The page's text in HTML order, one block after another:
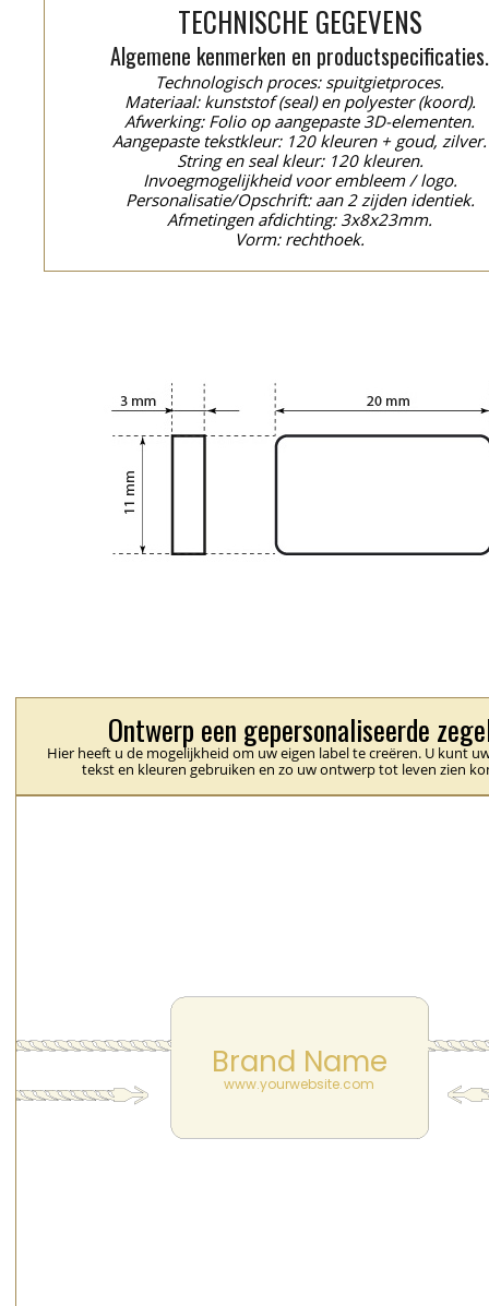
TECHNISCHE GEGEVENS
Algemene kenmerken en productspecificaties.
Technologisch proces: spuitgietproces.
Materiaal: kunststof (seal) en polyester (koord).
Afwerking: Folio op aangepaste 3D-elementen.
Aangepaste tekstkleur: 120 kleuren + goud, zilver.
String en seal kleur: 120 kleuren.
Invoegmogelijkheid voor embleem / logo.
Personalisatie/Opschrift: aan 2 zijden identiek.
Afmetingen afdichting: 3x8x23mm.
Vorm: rechthoek.
Ontwerp een gepersonaliseerde
Hier heeft u de mogelijkheid om uw eigen label te creëren. U kunt
tekst en kleuren gebruiken en zo uw ontwerp tot leven zien